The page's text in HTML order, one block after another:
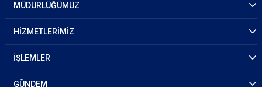
MÜDÜRLÜĞÜMÜZ
HİZMETLERİMİZ
İŞLEMLER
GÜNDEM